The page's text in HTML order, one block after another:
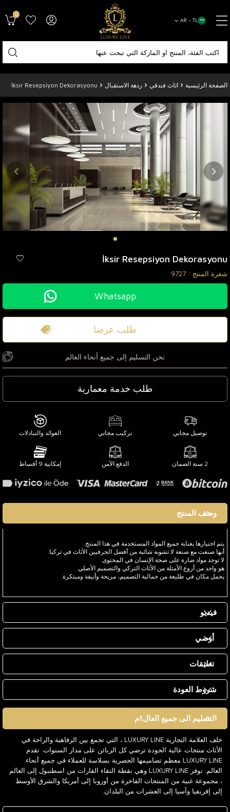
AR − TL
0
الصفحة الرئيسية اثاث فندقي ردهة الاستقبال İksir Resepsiyon Dekorasyonu
İksir Resepsiyon Dekorasyonu
شفرة المنتج : 9727
Whatsapp
طلب عرضا
نحن التسليم إلى جميع أنحاء العالم
طلب خدمة معمارية
توصيل مجاني تركيب مجاني العوائد والتبادلات
2 سنة الضمان الدفع الآمن إمكانية 9 أقساط
وصف المنتج
يتم اختيارها بعناية جميع المواد المستخدمة في هذا المنتج.
أنها صنعت مع صنعة لا تشوبه شائبة من أفضل الحرفيين الأثاث في تركيا.
لا توجد مواد ضارة على صحة الإنسان في المحتوى.
هو واحد من أروع الأمثلة من الأثاث التركي والتصميم الأصلي.
يحمل مكان في طليعة من جمالية التصميم، مريحة وأنيقة ومبتكرة.
فيديو
أوصي
تعليقات
شروط العودة
التسليم الى جميع العال1م
خلف العلامة التجارية LUXURY LINE ، التي تجمع بين الرفاهية والراحة في
الأثاث منتجات عالية الجودة ترضي كل الزبائن على مدار السنوات. تقدم
LUXURY LINE معظم تصاميمها الحصرية بسلاسة للعملاء في جميع أنحاء
العالم. توفر LUXURY LINE وهي نقطة التقاء القارات من اسطنبول إلى العالم
، مجموعة غنية من المنتجات الفاخرة من أوروبا إلى أمريكا والشرق الأوسط
إلى إفريقيا وآسيا إلى العشرات من البلدان.